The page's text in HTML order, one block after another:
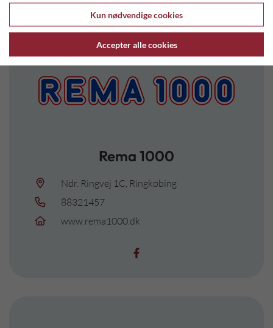
Rema 1000
Ndr. Ringvej 1C, Ringkøbing
88321457
www.rema1000.dk
Kun nødvendige cookies
Accepter alle cookies